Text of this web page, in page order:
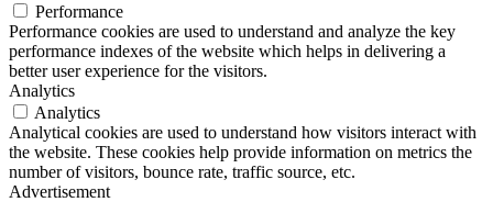
Performance
Performance cookies are used to understand and analyze the key
performance indexes of the website which helps in delivering a
better user experience for the visitors.
Analytics
Analytics
Analytical cookies are used to understand how visitors interact with
the website. These cookies help provide information on metrics the
number of visitors, bounce rate, traffic source, etc.
Advertisement